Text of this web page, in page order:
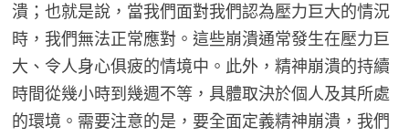
潰；也就是說，當我們面對我們認為壓力巨大的情況
時，我們無法正常應對。這些崩潰通常發生在壓力巨
大、令人身心俱疲的情境中。此外，精神崩潰的持續
時間從幾小時到幾週不等，具體取決於個人及其所處
的環境。需要注意的是，要全面定義精神崩潰，我們